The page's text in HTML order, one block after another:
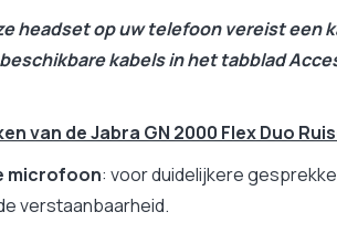
headset op uw telefoon vereist een
kabels in het tabblad
van de Jabra GN 2000 Flex Duo
microfoon: voor duidelijkere
verstaanbaarheid.